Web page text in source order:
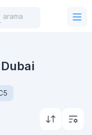
arama